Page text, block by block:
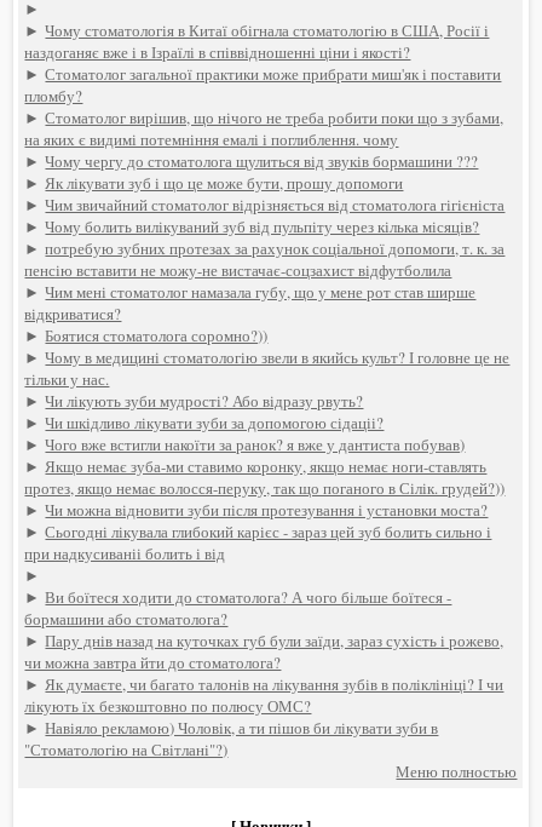
►
►Чому стоматологія в Китаї обігнала стоматологію в США, Росії і
наздоганяє вже і в Ізраїлі в співвідношенні ціни і якості?
►Стоматолог загальної практики може прибрати миш'як і поставити
пломбу?
►Стоматолог вирішив, що нічого не треба робити поки що з зубами,
на яких є видимі потемніння емалі і поглиблення. чому
►Чому чергу до стоматолога щулиться від звуків бормашини ???
►Як лікувати зуб і що це може бути, прошу допомоги
►Чим звичайний стоматолог відрізняється від стоматолога гігієніста
►Чому болить вилікуваний зуб від пульпіту через кілька місяців?
►потребую зубних протезах за рахунок соціальної допомоги, т. к. за
пенсію вставити не можу-не вистачає-соцзахист відфутболила
►Чим мені стоматолог намазала губу, що у мене рот став ширше
відкриватися?
►Боятися стоматолога соромно?))
►Чому в медицині стоматологію звели в якийсь культ? І головне це не
тільки у нас.
►Чи лікують зуби мудрості? Або відразу рвуть?
►Чи шкідливо лікувати зуби за допомогою сідаціі?
►Чого вже встигли накоїти за ранок? я вже у дантиста побував)
►Якщо немає зуба-ми ставимо коронку, якщо немає ноги-ставлять
протез, якщо немає волосся-перуку, так що поганого в Сілік. грудей?))
►Чи можна відновити зуби після протезування і установки моста?
►Сьогодні лікувала глибокий карієс - зараз цей зуб болить сильно і
при надкусиваніі болить і від
►
►Ви боїтеся ходити до стоматолога? А чого більше боїтеся -
бормашини або стоматолога?
►Пару днів назад на куточках губ були заїди, зараз сухість і рожево,
чи можна завтра йти до стоматолога?
►Як думаєте, чи багато талонів на лікування зубів в поліклініці? І чи
лікують їх безкоштовно по полюсу ОМС?
►Навіяло рекламою) Чоловік, а ти пішов би лікувати зуби в
"Стоматологію на Світлані"?)
Меню полностью